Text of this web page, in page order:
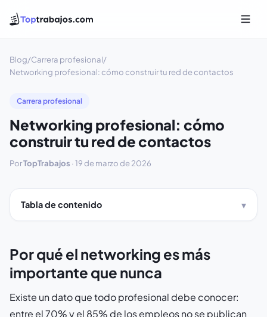
Blog/Carrera profesional/
Networking profesional: cómo construir tu red de contactos
Carrera profesional
Networking profesional: cómo
construir tu red de contactos
PorTopTrabajos ·19 de marzo de 2026
Tabla de contenido
Por qué el networking es más
importante que nunca
Existe un dato que todo profesional debe conocer:
entre el 70% y el 85% de los empleos no se publican